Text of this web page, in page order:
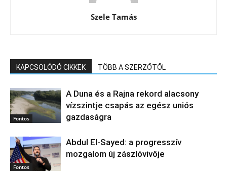
Szele Tamás
KAPCSOLÓDÓ CIKKEK TÖBB A SZERZŐTŐL
Fontos
A Duna és a Rajna rekord alacsony
vízszintje csapás az egész uniós
gazdaságra
Fontos
Abdul El‑Sayed: a progresszív
mozgalom új zászlóvivője